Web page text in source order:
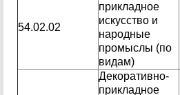
54.02.02
прикладное
искусство и
народные
промыслы (по
видам)
Декоративно-
прикладное